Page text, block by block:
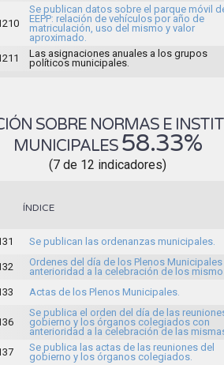
Se publican datos sobre el parque móvil
EEPP: relación de vehículos por año de
matriculación, uso del mismo y valor
aproximado.
Las asignaciones anuales a los grupos
políticos municipales.
SOBRE NORMAS E
MUNICIPALES 58.33%
(7 de 12 indicadores)
ÍNDICE
Se publican las ordenanzas municipales.
Ordenes del día de los Plenos
anterioridad a la celebración de los
Actas de los Plenos Municipales.
Se publica el orden del día de las
gobierno y los órganos colegiados con
anterioridad a la celebración de las
Se publica las actas de las reuniones del
gobierno y los órganos colegiados.